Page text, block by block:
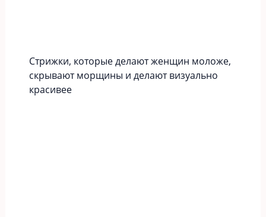
Стрижки, которые делают женщин моложе,
скрывают морщины и делают визуально
красивее